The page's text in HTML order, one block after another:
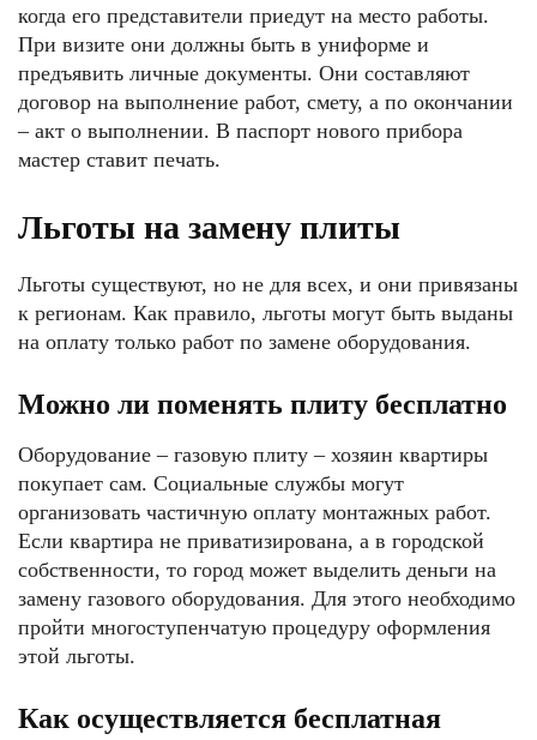
когда его представители приедут на место работы.
При визите они должны быть в униформе и
предъявить личные документы. Они составляют
договор на выполнение работ, смету, а по окончании
– акт о выполнении. В паспорт нового прибора
мастер ставит печать.
Льготы на замену плиты
Льготы существуют, но не для всех, и они привязаны
к регионам. Как правило, льготы могут быть выданы
на оплату только работ по замене оборудования.
Можно ли поменять плиту бесплатно
Оборудование – газовую плиту – хозяин квартиры
покупает сам. Социальные службы могут
организовать частичную оплату монтажных работ.
Если квартира не приватизирована, а в городской
собственности, то город может выделить деньги на
замену газового оборудования. Для этого необходимо
пройти многоступенчатую процедуру оформления
этой льготы.
Как осуществляется бесплатная